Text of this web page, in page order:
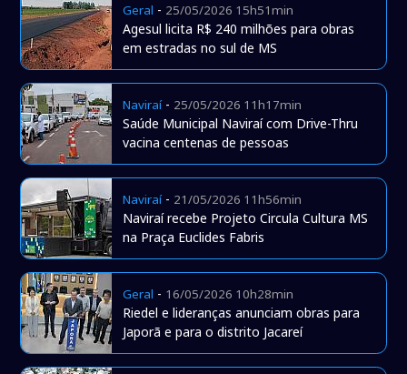
Geral - 25/05/2026 15h51min
Agesul licita R$ 240 milhões para obras
em estradas no sul de MS
Naviraí- 25/05/2026 11h17min
Saúde Municipal Naviraí com Drive-Thru
vacina centenas de pessoas
Naviraí- 21/05/2026 11h56min
Naviraí recebe Projeto Circula Cultura MS
na Praça Euclides Fabris
Geral - 16/05/2026 10h28min
Riedel e lideranças anunciam obras para
Japorã e para o distrito Jacareí